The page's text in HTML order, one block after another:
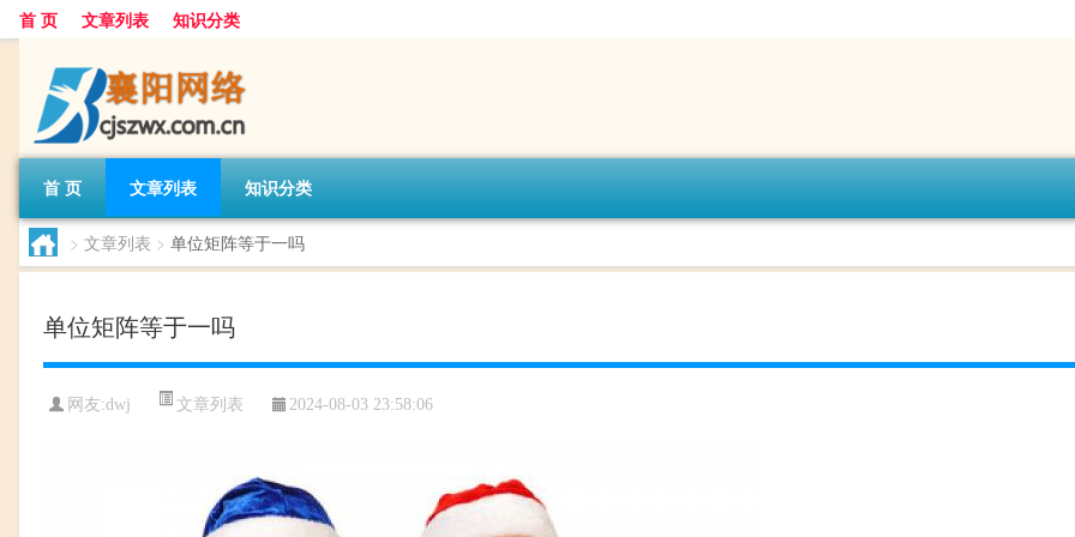
首 页 文章列表 知识分类
首 页 文章列表 知识分类
> 文章列表 > 单位矩阵等于一吗
单位矩阵等于一吗
网友:dwj 文章列表 2024-08-03 23:58:06